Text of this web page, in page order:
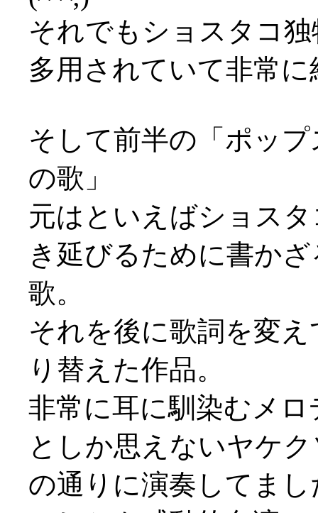
それでもショスタコ
多用されていて非常
そして前半の「ポッ
の歌」
元はといえばショス
き延びるために書か
歌。
それを後に歌詞を変
り替えた作品。
非常に耳に馴染むメ
としか思えないヤケ
の通りに演奏してまし